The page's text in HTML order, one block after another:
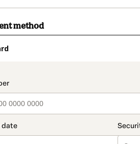
method